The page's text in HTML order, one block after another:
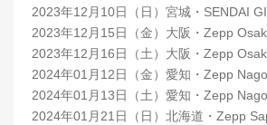
2023年12月10日（日）宮城・SENDAI
2023年12月15日（金）大阪・Zepp
2023年12月16日（土）大阪・Zepp
2024年01月12日（金）愛知・Zepp
2024年01月13日（土）愛知・Zepp
2024年01月21日（日）北海道・Zepp